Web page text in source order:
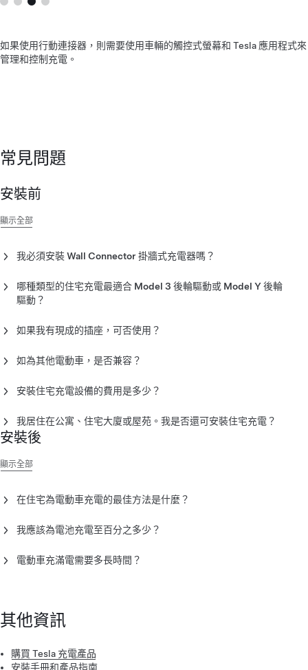
如果使用行動連接器，則需要使用車輛的觸控式螢幕和 Tesla 應用程式來
管理和控制充電。
常見問題
安裝前
顯示全部
我必須安裝 Wall Connector 掛牆式充電器嗎？
因其提供了最方便的功能，例如預定和兼容其他電動車。
哪種類型的住宅充電最適合 Model 3 後輪驅動或 Model Y 後輪
驅動？
如果我有現成的插座，可否使用？
帶來最方便的充電方式，因此我們建議使用其在家中充電。然
電。
附註
：如果你想使用現成家居電源插座，Tesla 建議在使用前聯
絡獲授權的安裝商或電工以作檢查。為獲得最佳的住宅充電體
驗，我們建議安裝 Wall Connector 掛牆式充電器。
如為其他電動車，是否兼容？
電。充電速度因車輛及可用電源而異。
安裝住宅充電設備的費用是多少？
取得報價。
我居住在公寓、住宅大廈或屋苑。我是否還可安裝住宅充電？
越來越多住宅大廈允許私人安裝電動車充電設備。請與你的物業
安裝後
顯示全部
在住宅為電動車充電的最佳方法是什麼？
便宜，請根據非高峰時段設定充電時間表。
我應該為電池充電至百分之多少？
要調整車輛的充電限制，請在觸控式螢幕或 Tesla 應用程式中開
電動車充滿電需要多長時間？
其他資訊
購買 Tesla 充電產品
安裝手冊和產品指南